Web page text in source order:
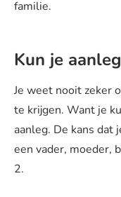
familie.
Kun je
Je weet nooit zeker
te krijgen. Want je
aanleg. De kans dat
een vader, moeder,
2.